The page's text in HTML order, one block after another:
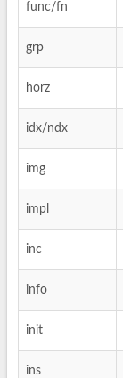
func/fn
grp
horz
idx/ndx
img
impl
inc
info
init
ins